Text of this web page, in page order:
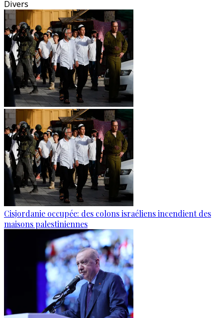
Divers
Cisjordanie occupée: des colons israéliens incendient des
maisons palestiniennes